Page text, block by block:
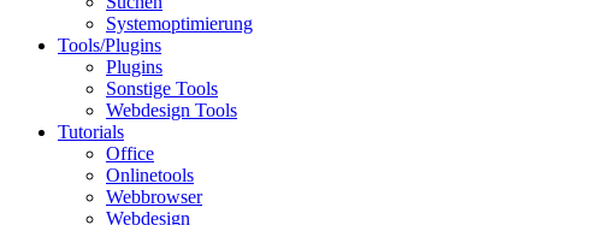
Systemoptimierung
Tools/Plugins
Plugins
Sonstige Tools
Webdesign Tools
Tutorials
Office
Onlinetools
Webbrowser
Webdesign